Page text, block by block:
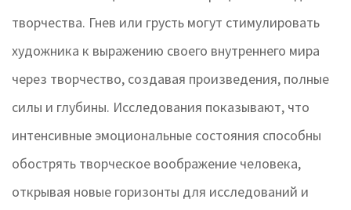
творчества. Гнев или грусть могут стимулировать
художника к выражению своего внутреннего мира
через творчество, создавая произведения, полные
силы и глубины. Исследования показывают, что
интенсивные эмоциональные состояния способны
обострять творческое воображение человека,
открывая новые горизонты для исследований и